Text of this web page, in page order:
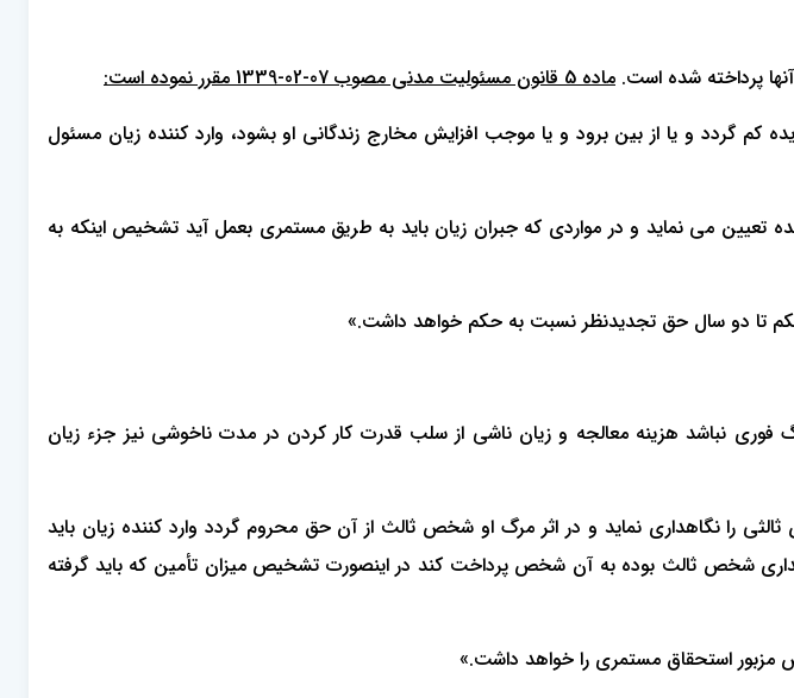
پرداخته شده است. ماده 5 قانون مسئولیت مدنی مصوب 07-02-1339 مقرر نموده است:
کم گردد و یا از بین برود و یا موجب ‌افزایش مخارج زندگانی او بشود، وارد کننده زیان مسئول
تعیین می نماید و در مواردی که جبران زیان‌ باید به طریق مستمری بعمل آید تشخیص اینکه به
تا دو سال حق تجدیدنظر نسبت به حکم‌ خواهد داشت.»
نباشد هزینه معالجه و زیان ناشی ‌از سلب قدرت کار کردن در مدت ناخوشی نیز جزء زیان
را نگاهداری ‌نماید و در اثر مرگ او‌ شخص ثالث از آن حق محروم گردد وارد کننده زیان باید
شخص ثالث بوده به آن شخص پرداخت کند در اینصورت تشخیص میزان تأمین که باید گرفته
استحقاق مستمری را خواهد داشت.»